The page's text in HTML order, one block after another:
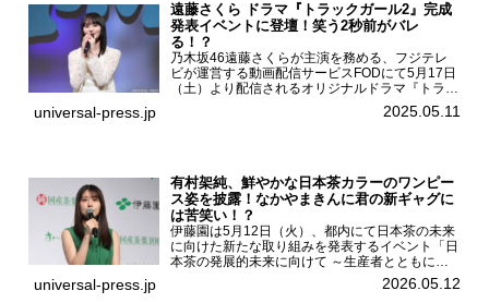
遠藤さくら ドラマ『トラックガール2』完成
発表イベントに登壇！笑う2秒前がバレ
る！？
乃木坂46遠藤さくらが主演を務める、フジテレ
ビが運営する動画配信サービスFODにて5月17日
（土）より配信されるオリジナルドラマ『トラッ
クガール2』の完成発表イベントが５月10日
（土）都内で開催された。FODドラマ『トラック
universal-press.jp 2025.05.11
有村架純、鮮やかな日本茶カラーのワンピー
ス姿を披露！なかやまきんに君の新ギャグに
は苦笑い！？
伊藤園は5月12日（火）、都内にて日本茶の未来
に向けた新たな取り組みを発表するイベント「日
本茶の発展的未来に向けて ～生産者とともに。
日本茶を世界へ～」を開催。イベントには伊藤園
のCMキャラクターを務める有村架純、伊藤園よ
universal-press.jp 2026.05.12